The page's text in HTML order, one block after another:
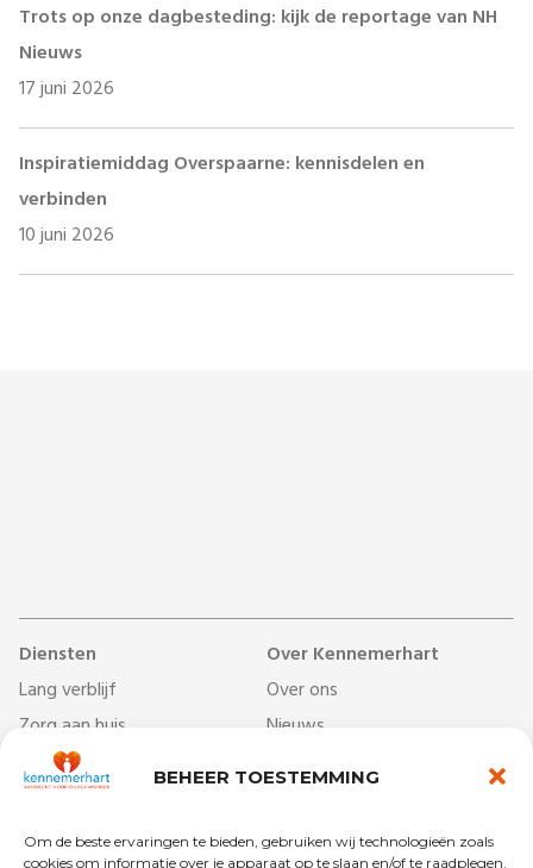
BEHEER TOESTEMMING
Om de beste ervaringen te bieden, gebruiken wij technologieën zoals
cookies om informatie over je apparaat op te slaan en/of te raadplegen.
Trots op onze dagbesteding: kijk de reportage van NH
Nieuws
17 juni 2026
Inspiratiemiddag Overspaarne: kennisdelen en
verbinden
10 juni 2026
Diensten
Lang verblijf
Zorg aan huis
Dag- & ontmoetingscentra
Behandelcentrum
Revalidatie
Over Kennemerhart
Over ons
Nieuws
Werken bij
Begrippenlijst